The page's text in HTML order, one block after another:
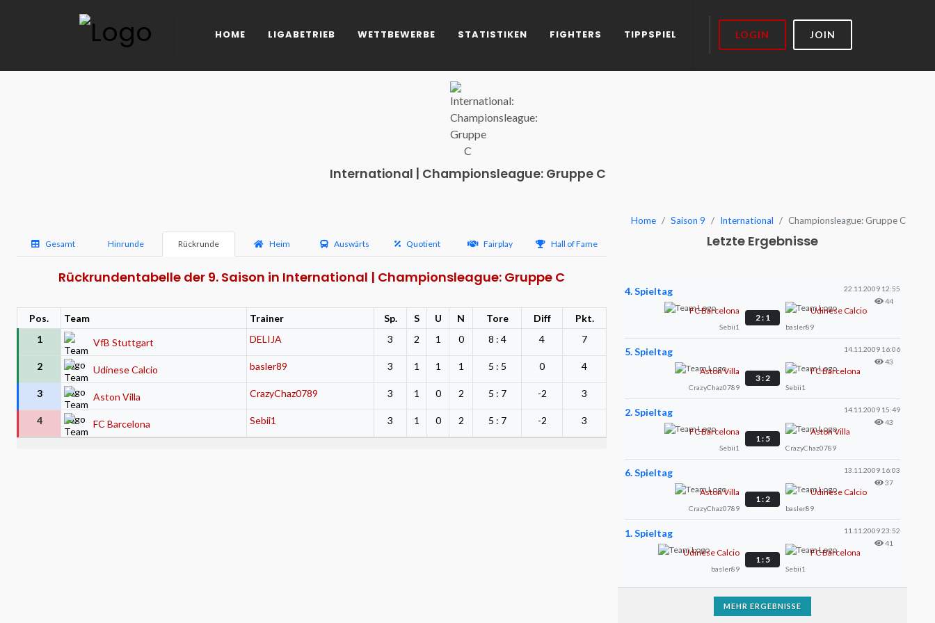
LOGIN JOIN
HOME LIGABETRIEB WETTBEWERBE STATISTIKEN FIGHTERS TIPPSPIEL
International | Championsleague: Gruppe C
Home Saison 9 International Championsleague: Gruppe C
Gesamt Hinrunde Rückrunde Heim Auswärts Quotient Fairplay Hall of Fame
Rückrundentabelle der 9. Saison in International | Championsleague: Gruppe C
Pos. Team Trainer Sp. S U N Tore Diff
Pkt.
1
VfB Stuttgart DELIJA 3 2 1 0 8 : 4 4 7
2 Udinese Calcio basler89 3 1 1 1 5 : 5 0 4
3 Aston Villa CrazyChaz0789 3 1 0 2 5 : 7 -2 3
4 FC Barcelona Sebii1 3 1 0 2 5 : 7 -2 3
Letzte Ergebnisse
4. Spieltag
22.11.2009 12:55
44
FC Barcelona
Sebii1
2 : 1
Udinese Calcio
basler89
5. Spieltag
14.11.2009 16:06
43
Aston Villa
CrazyChaz0789
3 : 2
FC Barcelona
Sebii1
2. Spieltag
14.11.2009 15:49
43
FC Barcelona
Sebii1
1 : 5
Aston Villa
CrazyChaz0789
6. Spieltag
13.11.2009 16:03
37
Aston Villa
CrazyChaz0789
1 : 2
Udinese Calcio
basler89
1. Spieltag
11.11.2009 23:52
41
Udinese Calcio
basler89
1 : 5
FC Barcelona
Sebii1
MEHR ERGEBNISSE